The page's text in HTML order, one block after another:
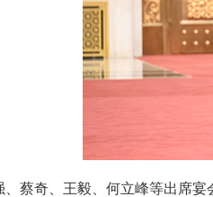
、蔡奇、王毅、何立峰等出席宴